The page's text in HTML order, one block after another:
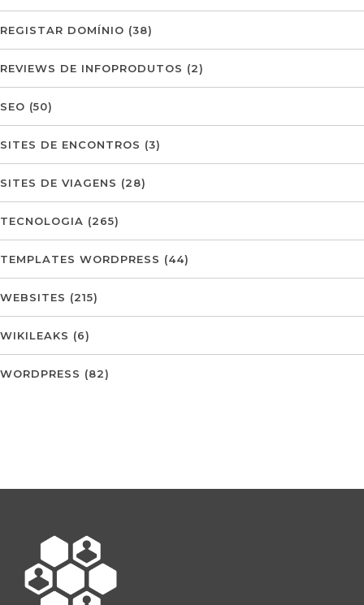
REGISTAR DOMÍNIO (38)
REVIEWS DE INFOPRODUTOS (2)
SEO (50)
SITES DE ENCONTROS (3)
SITES DE VIAGENS (28)
TECNOLOGIA (265)
TEMPLATES WORDPRESS (44)
WEBSITES (215)
WIKILEAKS (6)
WORDPRESS (82)